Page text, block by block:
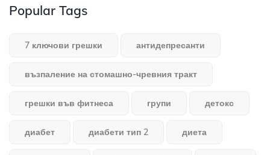
Popular Tags
7 ключови грешки антидепресанти
възпаление на стомашно-чревния тракт
грешки във фитнеса групи детокс
диабет диабети тип 2 диета